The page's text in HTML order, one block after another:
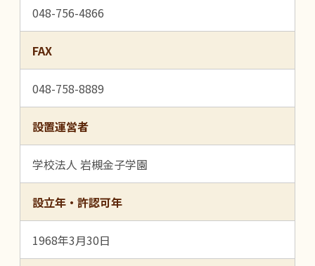
048-756-4866
FAX
048-758-8889
設置運営者
学校法人 岩槻金子学園
設立年・許認可年
1968年3月30日